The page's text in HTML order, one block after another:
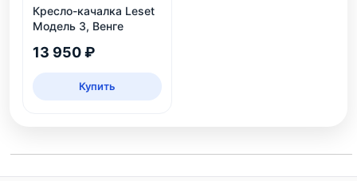
Кресло-качалка Leset
Модель 3, Венге
13 950 ₽
Купить